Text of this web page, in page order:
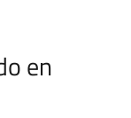
en